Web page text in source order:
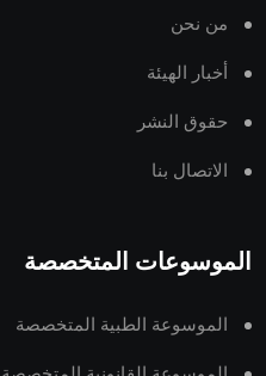
من نحن
أخبار الهيئة
حقوق النشر
الاتصال بنا
الموسوعات المتخصصة
الموسوعة الطبية المتخصصة